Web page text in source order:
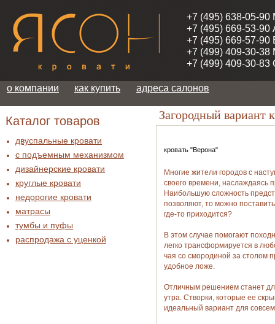
+7 (495) 638-05-90
+7 (495) 669-53-90
+7 (495) 669-57-90
+7 (499) 409-30-38
+7 (499) 409-30-83
о компании как купить адреса салонов
Каталог товаров
двуспальные кровати
с подъемным механизмом
дизайнерские кровати
круглые кровати
недорогие кровати
матрасы
тумбы и пуфы
распродажа c уценкой
Загородный вариант
кровать "Верона"
Многие жители городов с
своего времени, наслаждаясь
Наибольшую сложность
позволяют, то можно
где-то приходится?
В этом случае помогают
легко трансформируется в
чая со смородиной за столом
удобное ложе.
Отличным решением станет
утра. Створки, которые ее
идеальный вариант для